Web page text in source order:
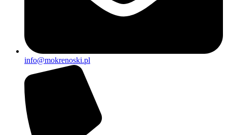
info@mokrenoski.pl